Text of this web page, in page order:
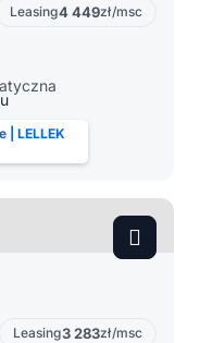
Leasing4 449zł/msc
| LELLEK
Leasing3 283zł/msc